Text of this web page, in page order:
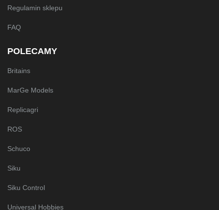
Regulamin sklepu
FAQ
POLECAMY
Britains
MarGe Models
Replicagri
ROS
Schuco
Siku
Siku Control
Universal Hobbies